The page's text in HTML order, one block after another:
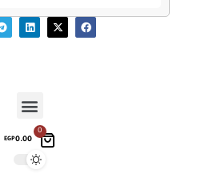
0
EGP0.00